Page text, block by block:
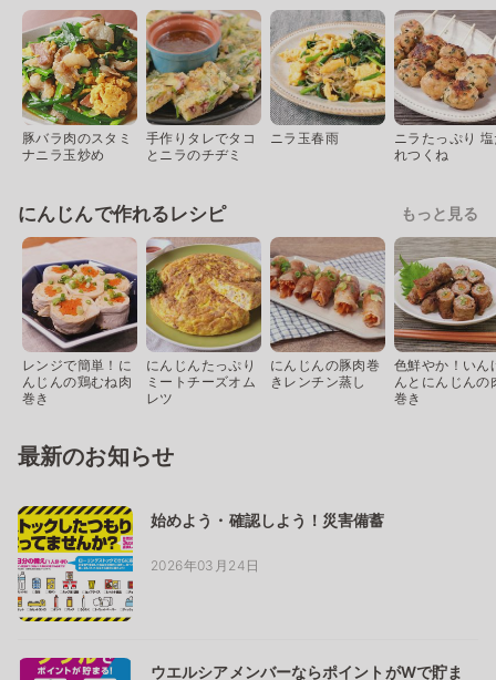
豚バラ肉のスタミ
ナニラ玉炒め
手作りタレでタコ
とニラのチヂミ
ニラ玉春雨
ニラたっぷり
れつくね
にんじんで作れるレシピ もっと見る
レンジで簡単！に
んじんの鶏むね肉
巻き
にんじんたっぷり
ミートチーズオム
レツ
にんじんの豚肉巻
きレンチン蒸し
色鮮やか！いん
んとにんじんの
巻き
最新のお知らせ
始めよう・確認しよう！災害備蓄
2026年03月24日
ウエルシアメンバーならポイントがWで貯ま